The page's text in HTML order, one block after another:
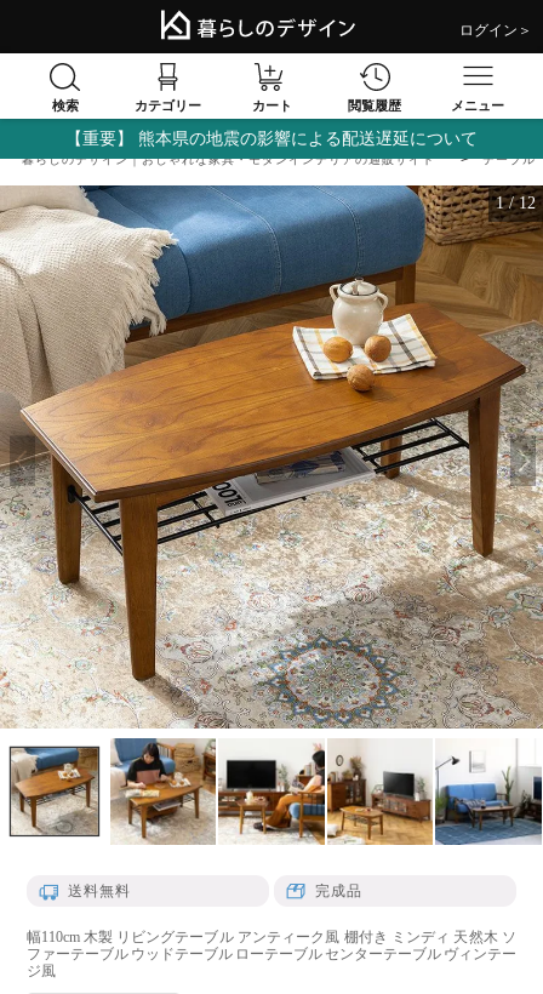
ログイン＞
検索 カテゴリー カート 閲覧履歴 メニュー
【重要】 熊本県の地震の影響による配送遅延について
暮らしのデザイン｜おしゃれな家具・モダンインテリアの通販サイト テーブル
1 / 12
送料無料 完成品
幅110cm 木製 リビングテーブル アンティーク風 棚付き ミンディ 天然木 ソ
ファーテーブル ウッドテーブル ローテーブル センターテーブル ヴィンテー
ジ風